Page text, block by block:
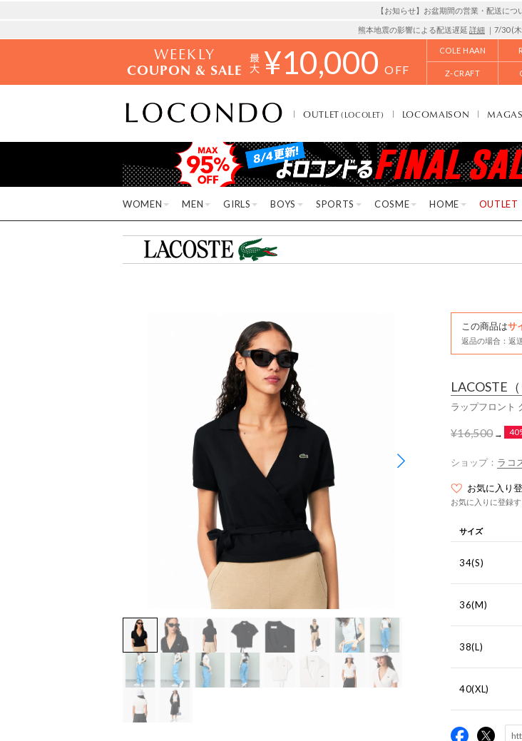
【お知らせ】お盆期間の営業・配送につ
熊本地震の影響による配送遅延 詳細 ｜7/30 (
WEEKLY
COUPON & SALE ¥10,000 OFF
COLE HAAN
Z-CRAFT
OUTLET(LOCOLET) LOCOMAISON
WOMEN MEN GIRLS BOYS SPORTS COSME HOME OUTLET
この商品はサ
返品の場合：返
LACOSTE
ラップフロント
¥16,500→
ショップ： ラコ
お気に入り
お気に入りに登録す
サイズ
34(S)
36(M)
38(L)
40(XL)